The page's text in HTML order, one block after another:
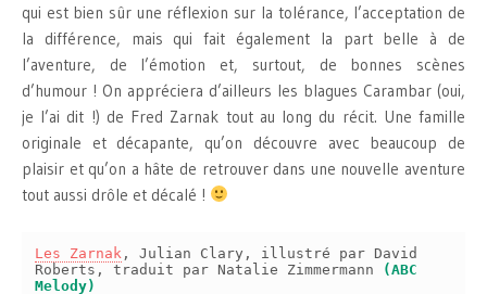
qui est bien sûr une réflexion sur la tolérance, l’acceptation de
la différence, mais qui fait également la part belle à de
l’aventure, de l’émotion et, surtout, de bonnes scènes
d’humour ! On appréciera d’ailleurs les blagues Carambar (oui,
je l’ai dit !) de Fred Zarnak tout au long du récit. Une famille
originale et décapante, qu’on découvre avec beaucoup de
plaisir et qu’on a hâte de retrouver dans une nouvelle aventure
tout aussi drôle et décalé !
Les Zarnak , Julian Clary, illustré par David
Roberts, traduit par Natalie Zimmermann
(ABC
Melody)